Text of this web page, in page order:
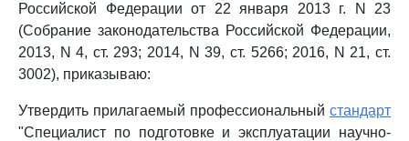
Российской Федерации от 22 января 2013 г. N 23
(Собрание законодательства Российской Федерации,
2013, N 4, ст. 293; 2014, N 39, ст. 5266; 2016, N 21, ст.
3002), приказываю:
Утвердить прилагаемый профессиональный стандарт
"Специалист по подготовке и эксплуатации научно-